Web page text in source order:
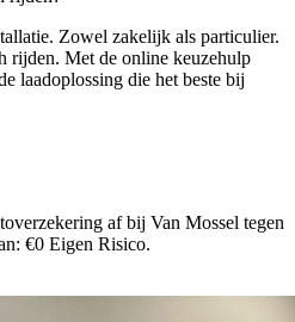
Zowel zakelijk als particulier.
rijden. Met de online keuzehulp
laadoplossing die het beste bij
af bij Van Mossel tegen
€0 Eigen Risico.